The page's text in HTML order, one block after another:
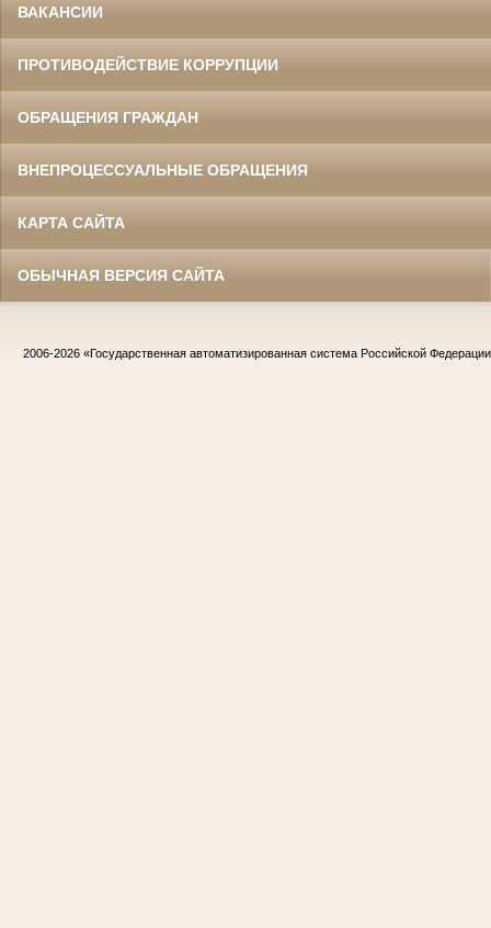
ВАКАНСИИ
ПРОТИВОДЕЙСТВИЕ КОРРУПЦИИ
ОБРАЩЕНИЯ ГРАЖДАН
ВНЕПРОЦЕССУАЛЬНЫЕ ОБРАЩЕНИЯ
КАРТА САЙТА
ОБЫЧНАЯ ВЕРСИЯ САЙТА
2006-2026 «Государственная автоматизированная система Российской